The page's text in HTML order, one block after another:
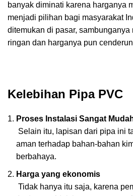
banyak diminati karena harganya
menjadi pilihan bagi masyarakat
ditemukan di pasar, sambunganya
ringan dan harganya pun
Kelebihan Pipa PVC
Proses Instalasi Sangat
Selain itu, lapisan dari pipa ini
aman terhadap bahan-bahan
berbahaya.
Harga yang ekonomis
Tidak hanya itu saja, karena